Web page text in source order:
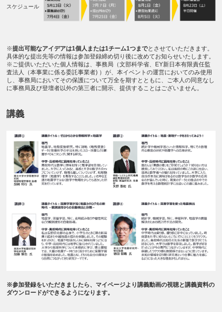
スケジュール
※提出可能なアイデアは1個人または1チーム1つまでとさせていただきます。
具体的な提出先等の情報は参加登録締め切り後に改めてお知らせいたします。
※ご提供いただいた個人情報は、事務局（文部科学省、EY新日本有限責任監
査法人（本事業に係る委託事業者) ）が、本イベントの運営においてのみ使用
し、事務局においてその保護について万全を期すとともに、ご本人の同意なし
に事務局及び登壇者以外の第三者に開示、提供することはございません。
講義
※参加登録をいただきましたら、マイページより講義動画の視聴と講義資料の
ダウンロードができるようになります。